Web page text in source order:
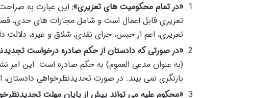
«در تمام محکومیت های تعزیری»: این عبارت به
تعزیری قابل اعمال است و شامل مجازات های حدی،
تعزیری، اعم از حبس، جزای نقدی، شلاق و غیره، دلالت
«در صورتی که دادستان از حکم صادره درخواست
(به عنوان مدعی العموم) به حکم صادره است. این امر
بازنگری نمی بیند. در صورت تجدیدنظرخواهی دادستان، امکان اعمال ماده 442 برای
«محکوم علیه می تواند پیش از پایان مهلت